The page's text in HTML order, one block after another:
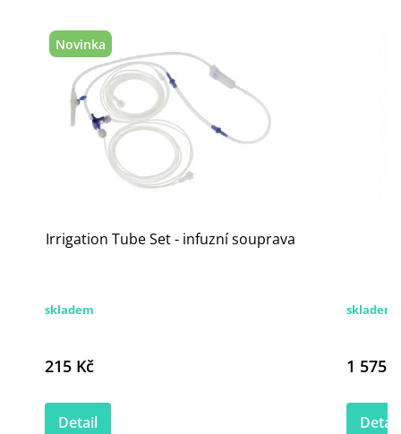
Novinka
Irrigation Tube Set - infuzní souprava
skladem
215 Kč
Detail
skladem
1 575
Detail